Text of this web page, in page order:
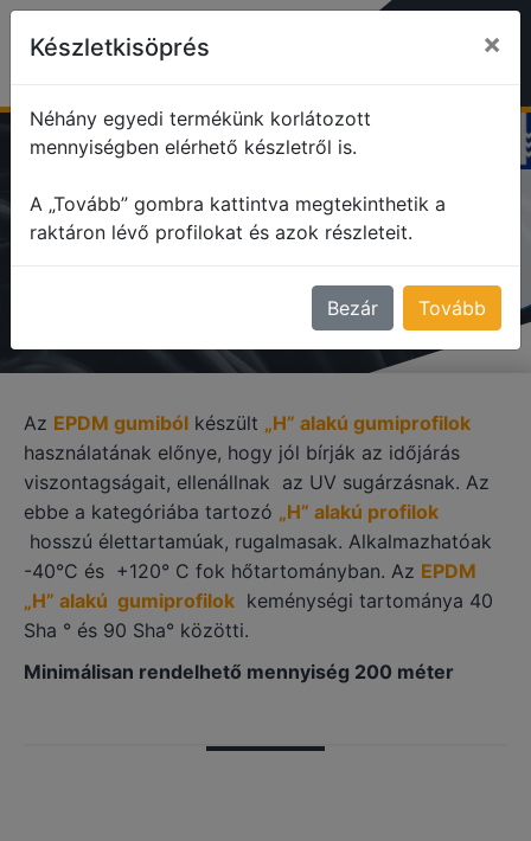
profile H alakú profilok EPDM gumiprofilok
Az EPDM gumiból készült „H” alakú gumiprofilok
használatának előnye, hogy jól bírják az időjárás
viszontagságait, ellenállnak az UV sugárzásnak. Az
ebbe a kategóriába tartozó „H” alakú profilok
hosszú élettartamúak, rugalmasak. Alkalmazhatóak
-40°C és +120° C fok hőtartományban. Az EPDM
„H” alakú gumiprofilok keménységi tartománya 40
Sha ° és 90 Sha° közötti.
Minimálisan rendelhető mennyiség 200 méter
Készletkisöprés ×
Néhány egyedi termékünk korlátozott
mennyiségben elérhető készletről is.
A „Tovább” gombra kattintva megtekinthetik a
raktáron lévő profilokat és azok részleteit.
Bezár Tovább